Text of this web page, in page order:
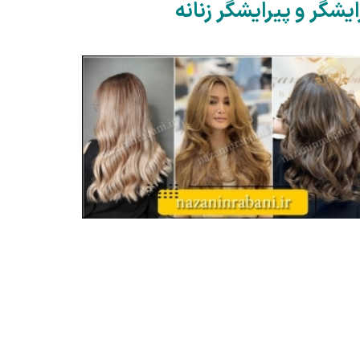
و پیرایشگر زنانه